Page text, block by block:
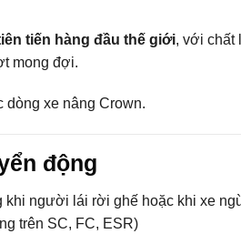
tiến hàng đầu thế giới, với chất
mong đợi.
xe nâng Crown.
động
người lái rời ghế hoặc khi xe
trên SC, FC, ESR)